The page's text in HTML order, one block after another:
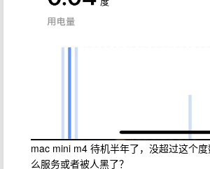
mac mini m4 待机半年了，没超过这个
么服务或者被人黑了？